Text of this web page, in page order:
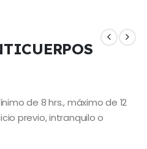
de 8 hrs., máximo de 12
previo, intranquilo o